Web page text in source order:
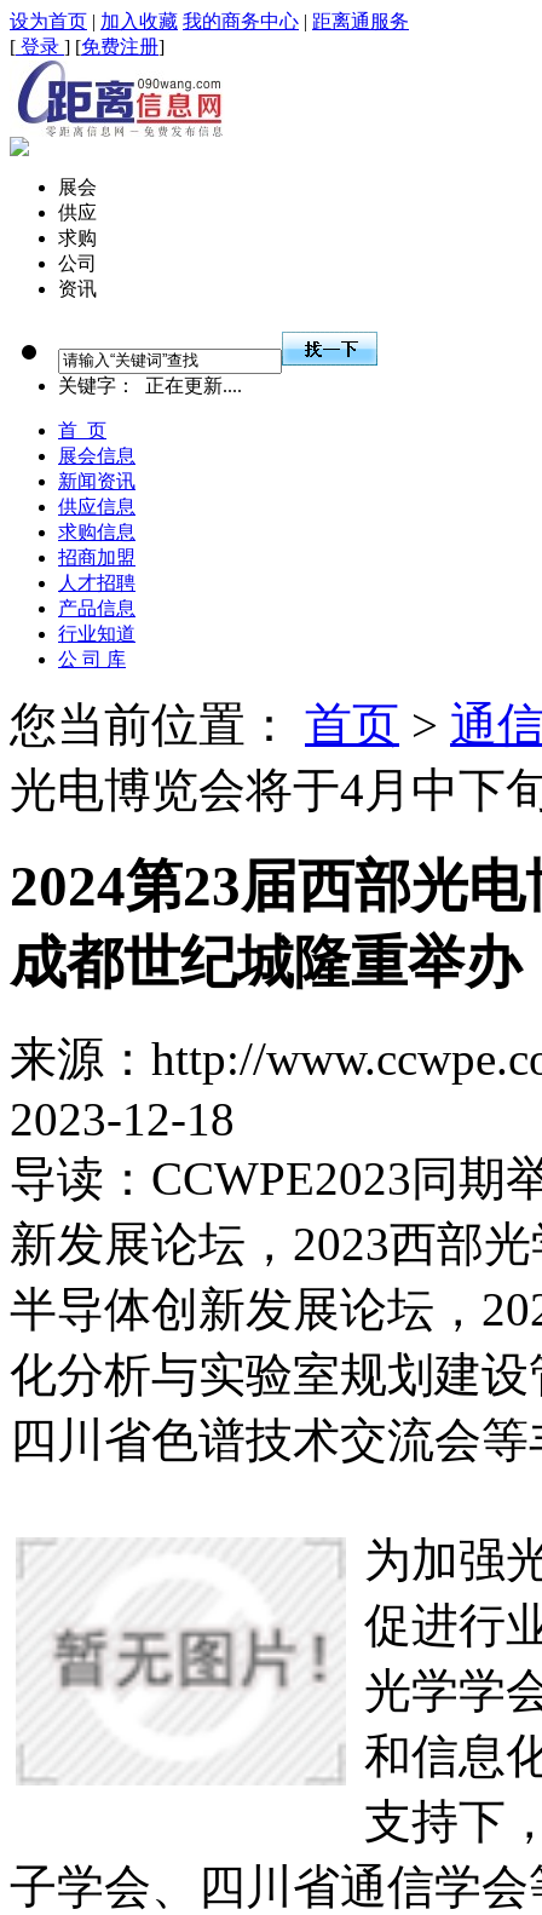
设为首页 | 加入收藏 我的商务中心 | 距离通服务
[ 登录 ] [免费注册]
展会
供应
求购
公司
资讯
关键字： 正在更新....
首 页
展会信息
新闻资讯
供应信息
求购信息
招商加盟
人才招聘
产品信息
行业知道
公 司 库
您当前位置： 首页 > 通
光电博览会将于4月中下
2024第23届西部光
成都世纪城隆重举办
来源：http://
2023-12-18
导读：CCWPE2023同期
新发展论坛，2023西部
半导体创新发展论坛，
化分析与实验室规划建
四川省色谱技术交流会
为加强
促进行
光学学
和信息
支持下
子学会、四川省通信学